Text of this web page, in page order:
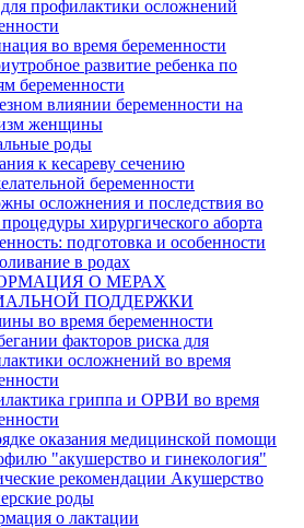
профилактики осложнений
во время беременности
развитие ребенка по
беременности
влиянии беременности на
женщины
роды
к кесареву сечению
беременности
осложнения и последствия во
хирургического аборта
подготовка и особенности
в родах
О МЕРАХ
ПОДДЕРЖКИ
во время беременности
факторов риска для
осложнений во время
гриппа и ОРВИ во время
оказания медицинской помощи
"акушерство и гинекология"
рекомендации Акушерство
роды
о лактации